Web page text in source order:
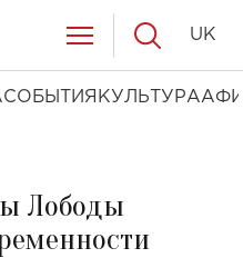
СОБЫТИЯ КУЛЬТУРА
UK
Лободы